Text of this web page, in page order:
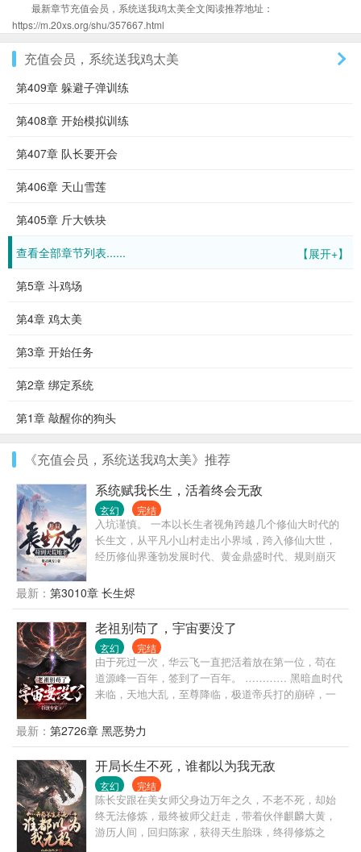
最新章节充值会员，系统送我鸡太美全文阅读推荐地址：
https://m.20xs.org/shu/357667.html
充值会员，系统送我鸡太美
第409章 躲避子弹训练
第408章 开始模拟训练
第407章 队长要开会
第406章 天山雪莲
第405章 斤大铁块
【展开+】
查看全部章节列表......
第5章 斗鸡场
第4章 鸡太美
第3章 开始任务
第2章 绑定系统
第1章 敲醒你的狗头
《充值会员，系统送我鸡太美》推荐
系统赋我长生，活着终会无敌
玄幻 完结
入坑谨慎。 一本以长生者视角跨越几个修仙大时代的
长生文，从平凡小山村走出小界域，跨入修仙大世，
经历修仙界蓬勃发展时代、黄金鼎盛时代、规则崩灭
到浩瀚无垠的修仙界，觉醒长生系统，竟然还送了一
头长生灵兽为伴。 我陈浔对打打杀杀没有兴趣，也不
想招惹任何人，只想带着老牛看遍世间繁华。 一个不
经意，他露出了腰间的三把开山斧，又一个不经意，
露出了那十六块腹肌。 他缓缓戴上了悍匪头套，露出
阴沉微笑：“我陈浔和老牛最讲道理。” 整个诸天万界
颤抖了，他套……套上了。 一个炼气期的火球术突然
被激发，像是被加成了数千上万倍，无尽业火燃尽天
出第三把开山斧。” —尼古拉斯悍匪，陈浔。
最新： 第3010章 长生烬
老祖别苟了，宇宙要没了
玄幻 完结
由于死过一次，华云飞一直把活着放在第一位，苟在
道源峰一百年，签到了一百年。 ………… 黑暗血时代
来临，天地大乱，至尊降临，极道帝兵打的崩碎，一
冲到宇宙高空大吼：“谁敢与本尊一战？” …… 世人这
才知道，靠山宗有多苟，一直在隐藏实力！ ……
最新： 第2726章 黑恶势力
开局长生不死，谁都以为我无敌
玄幻 完结
陈长安跟在美女师父身边万年之久，不老不死，却始
终无法修炼，最终被师父赶走，带着伙伴麒麟大黄，
游历人间，回归陈家，获得天生胎珠，终得修炼之